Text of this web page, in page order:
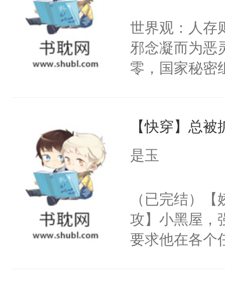
不愧是大佬，
悉，嗷？这不
可以先看仙帝
间变脸背叛他
的恶事他都对
一个权力滔天
右男主又报
他说：【您
年，存活下
再说一遍。】
世界观：人存
邪念凝而为恶
零，国家秘密
子嗣）。盘
孤独成性，被
嘴硬心软、
他才发现：
氓，本体是全
来想逗逗人类
【快穿】总
是玉
（已完结）
攻】小黑屋，
要求他在各个